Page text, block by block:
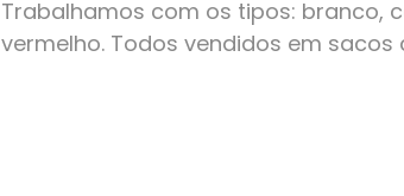
Trabalhamos com os tipos: branco,
vermelho. Todos vendidos em sacos